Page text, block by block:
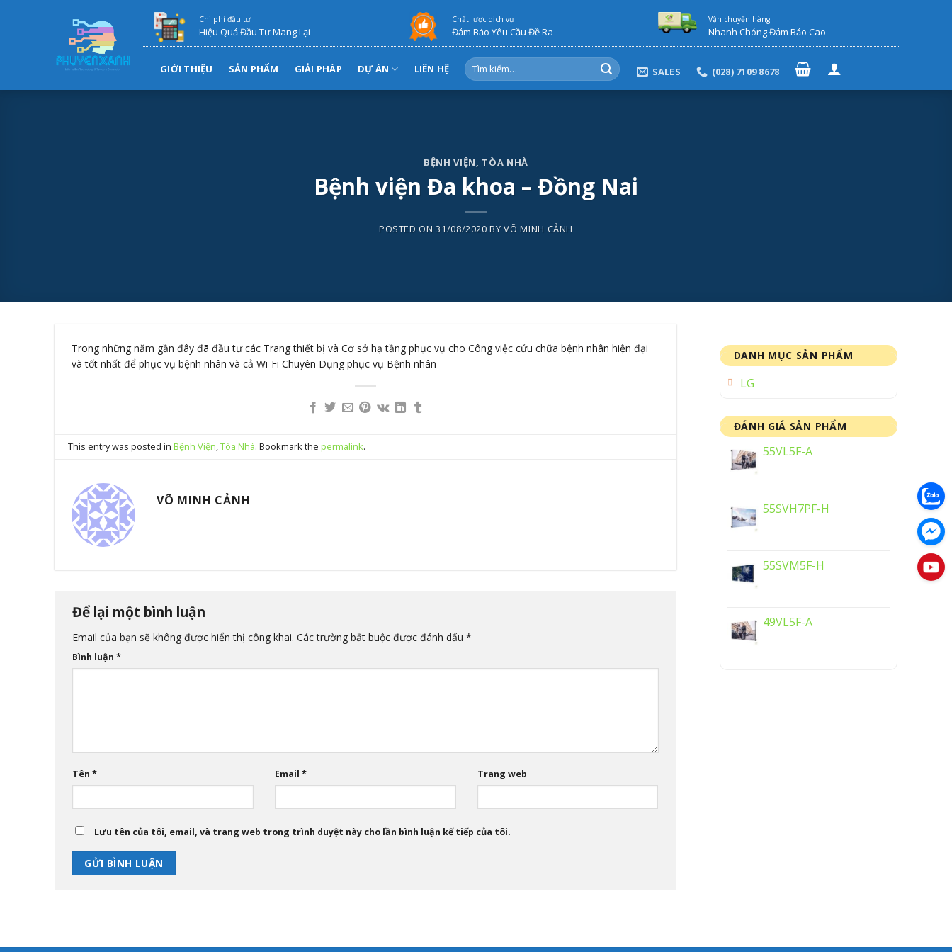
Chi phí đầu tư
Hiệu Quả Đầu Tư Mang Lại
Chất lược dịch vụ
Đảm Bảo Yêu Cầu Đề Ra
Vận chuyển hàng
Nhanh Chóng Đảm Bảo Cao
GIỚI THIỆU SẢN PHẨM GIẢI PHÁP DỰ ÁN LIÊN HỆ
Tìm
kiếm:
SALES (028) 7109 8678
BỆNH VIỆN, TÒA NHÀ
Bệnh viện Đa khoa – Đồng Nai
POSTED ON31/08/2020 BYVÕ MINH CẢNH
Trong những năm gần đây đã đầu tư các Trang thiết bị và Cơ sở hạ tầng phục vụ cho Công việc cứu chữa bệnh nhân hiện đại
và tốt nhất để phục vụ bệnh nhân và cả Wi-Fi Chuyên Dụng phục vụ Bệnh nhân
This entry was posted inBệnh Viện,Tòa Nhà. Bookmark thepermalink.
VÕ MINH CẢNH
Để lại một bình luận
Email của bạn sẽ không được hiển thị công khai. Các trường bắt buộc được đánh dấu *
Bình luận *
Tên * Email * Trang web
Lưu tên của tôi, email, và trang web trong trình duyệt này cho lần bình luận kế tiếp của tôi.
DANH MỤC SẢN PHẨM
LG
ĐÁNH GIÁ SẢN PHẨM
55VL5F-A
55SVH7PF-H
55SVM5F-H
49VL5F-A